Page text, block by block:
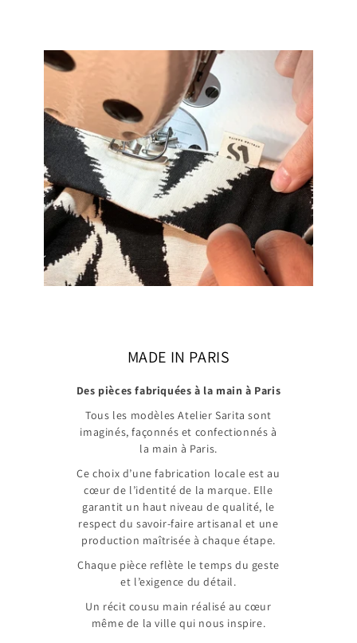
MADE IN PARIS
Des pièces fabriquées à la main à Paris
Tous les modèles Atelier Sarita sont
imaginés, façonnés et confectionnés à
la main à Paris.
Ce choix d’une fabrication locale est au
cœur de l’identité de la marque. Elle
garantit un haut niveau de qualité, le
respect du savoir-faire artisanal et une
production maîtrisée à chaque étape.
Chaque pièce reflète le temps du geste
et l’exigence du détail.
Un récit cousu main réalisé au cœur
même de la ville qui nous inspire.